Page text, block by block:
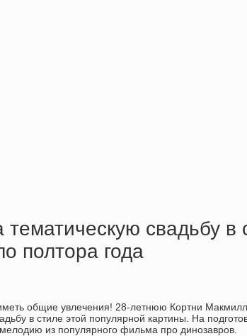
свадьбу
полтора года
общие увлечения! 28-летнюю Кортни
в стиле этой популярной картины. На
из популярного фильма про динозавров.